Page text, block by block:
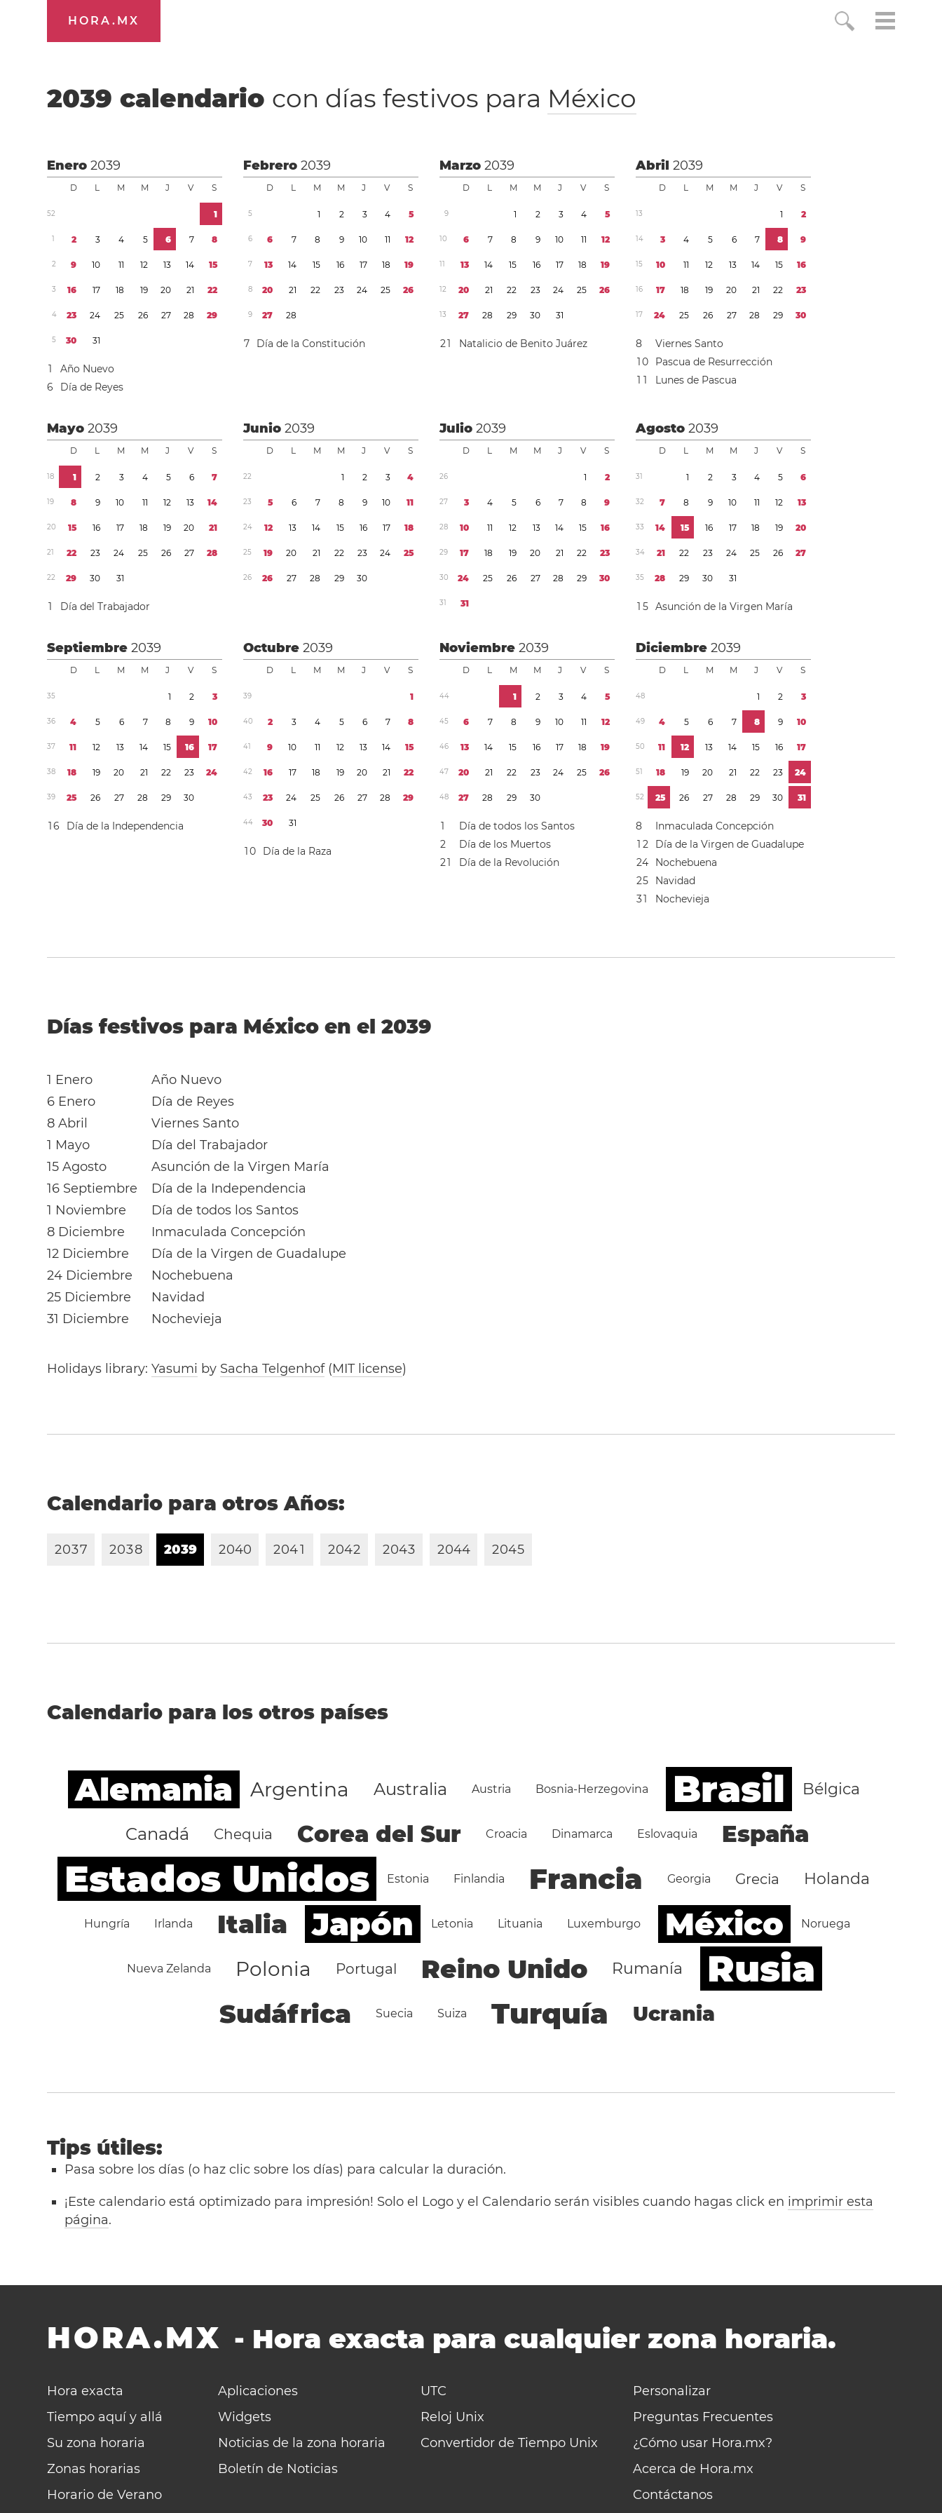
HORA.MX
2039 calendario con días festivos para México
Enero2039
D L M M J V S
52 1
1 2 3 4 5 6 7 8
2 9 10 11 12 13 14 15
3 16 17 18 19 20 21 22
4 23 24 25 26 27 28 29
5 30 31
1
Año Nuevo
6
Día de Reyes
Febrero2039
D L M M J V S
5 1 2 3 4 5
6 6 7 8 9 10 11 12
7 13 14 15 16 17 18 19
8 20 21 22 23 24 25 26
9 27 28
7 Día de la Constitución
Marzo2039
D L M M J V S
9 1 2 3 4 5
10 6 7 8 9 10 11 12
11 13 14 15 16 17 18 19
12 20 21 22 23 24 25 26
13 27 28 29 30 31
21 Natalicio de Benito Juárez
Abril2039
D L M M J V S
13 1 2
14 3 4 5 6 7 8 9
15 10 11 12 13 14 15 16
16 17 18 19 20 21 22 23
17 24 25 26 27 28 29 30
8
Viernes Santo
10
Pascua de Resurrección
1 1 Lunes de Pascua
Mayo2039
D L M M J V S
18 1 2 3 4 5 6 7
19 8 9 10 11 12 13 14
20 15 16 17 18 19 20 21
21 22 23 24 25 26 27 28
22 29 30 31
1 Día del Trabajador
Junio2039
D L M M J V S
22 1 2 3 4
23 5 6 7 8 9 10 11
24 12 13 14 15 16 17 18
25 19 20 21 22 23 24 25
26 26 27 28 29 30
Julio2039
D L M M J V S
26 1 2
27 3 4 5 6 7 8 9
28 10 11 12 13 14 15 16
29 17 18 19 20 21 22 23
30 24 25 26 27 28 29 30
31 31
Agosto2039
D L M M J V S
31 1 2 3 4 5 6
32 7 8 9 10 11 12 13
33 14 15 16 17 18 19 20
34 21 22 23 24 25 26 27
35 28 29 30 31
1 5 Asunción de la Virgen María
Septiembre2039
D L M M J V S
35 1 2 3
36 4 5 6 7 8 9 10
37 11 12 13 14 15 16 17
38 18 19 20 21 22 23 24
39 25 26 27 28 29 30
16 Día de la Independencia
Octubre2039
D L M M J V S
39 1
40 2 3 4 5 6 7 8
41 9 10 11 12 13 14 15
42 16 17 18 19 20 21 22
43 23 24 25 26 27 28 29
44 30 31
10 Día de la Raza
Noviembre2039
D L M M J V S
44 1 2 3 4 5
45 6 7 8 9 10 11 12
46 13 14 15 16 17 18 19
47 20 21 22 23 24 25 26
48 27 28 29 30
1
Día de todos los Santos
2
Día de los Muertos
21 Día de la Revolución
Diciembre2039
D L M M J V S
48 1 2 3
49 4 5 6 7 8 9 10
50 11 12 13 14 15 16 17
51 18 19 20 21 22 23 24
52 25 26 27 28 29 30 31
8
Inmaculada Concepción
1 2
Día de la Virgen de Guadalupe
24
Nochebuena
25
Navidad
31 Nochevieja
Días festivos para México en el 2039
1 Enero
Año Nuevo
6 Enero
Día de Reyes
8 Abril
Viernes Santo
1 Mayo
Día del Trabajador
15 Agosto
Asunción de la Virgen María
16 Septiembre
Día de la Independencia
1 Noviembre
Día de todos los Santos
8 Diciembre
Inmaculada Concepción
12 Diciembre
Día de la Virgen de Guadalupe
24 Diciembre
Nochebuena
25 Diciembre
Navidad
31 Diciembre
Nochevieja
Holidays library:Yasumi by Sacha Telgenhof(MIT license)
Calendario para otros Años:
2037 2038 2039 2040 2041 2042 2043 2044 2045
Calendario para los otros países
Alemania Argentina Australia Austria Bosnia-Herzegovina Brasil Bélgica
Canadá Chequia Corea del Sur Croacia Dinamarca Eslovaquia España
Estados Unidos Estonia Finlandia Francia Georgia Grecia Holanda
Hungría Irlanda Italia Japón Letonia Lituania Luxemburgo México Noruega
Nueva Zelanda Polonia Portugal Reino Unido Rumanía Rusia
Sudáfrica Suecia Suiza Turquía Ucrania
Tips útiles:
Pasa sobre los días (o haz clic sobre los días) para calcular la duración.
¡Este calendario está optimizado para impresión! Solo el Logo y el Calendario serán visibles cuando hagas click en imprimir esta
página.
HORA.MX - Hora exacta para cualquier zona horaria.
Hora exacta
Tiempo aquí y allá
Su zona horaria
Zonas horarias
Horario de Verano
Aplicaciones
Widgets
Noticias de la zona horaria
Boletín de Noticias
UTC
Reloj Unix
Convertidor de Tiempo Unix
Personalizar
Preguntas Frecuentes
¿Cómo usar Hora.mx?
Acerca de Hora.mx
Contáctanos